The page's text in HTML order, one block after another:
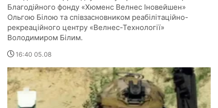
Благодійного фонду «Хюменс Велнес Іновейшен»
Ольгою Білою та співзасновником реабілітаційно-
рекреаційного центру «Велнес-Технології»
Володимиром Білим.
16:40 05.08